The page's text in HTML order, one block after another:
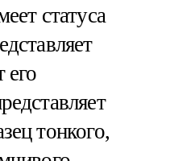
статуса
его
тонкого,